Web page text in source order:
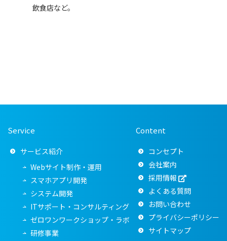
飲食店など。
Service
サービス紹介
Webサイト制作・運用
スマホアプリ開発
システム開発
ITサポート・コンサルティング
ゼロワンワークショップ・ラボ
研修事業
Content
コンセプト
会社案内
採用情報
よくある質問
お問い合わせ
プライバシーポリシー
サイトマップ